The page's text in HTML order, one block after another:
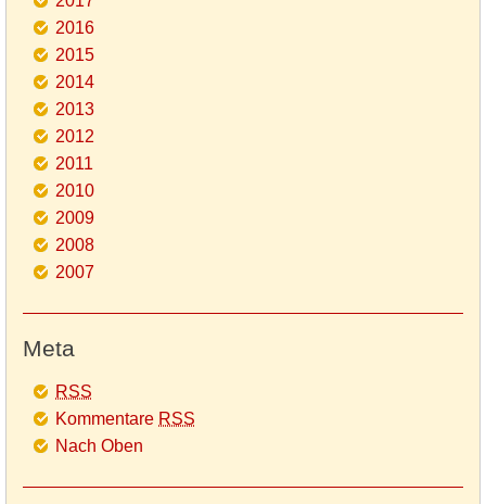
2016
2015
2014
2013
2012
2011
2010
2009
2008
2007
Meta
RSS
Kommentare RSS
Nach Oben